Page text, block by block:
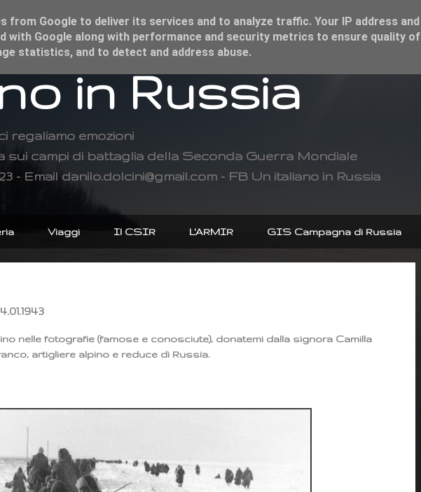
in Russia
regaliamo emozioni
sui campi di battaglia della Seconda Guerra Mondiale
- Email danilo.dolcini@gmail.com - FB Un italiano in Russia
Viaggi Il CSIR L'ARMIR GIS Campagna di Russia
nelle fotografie (famose e conosciute), donatemi dalla signora Camilla
artigliere alpino e reduce di Russia.
from Google to deliver its services and to analyze traffic. Your IP address and
with Google along with performance and security metrics to ensure quality of
statistics, and to detect and address abuse.